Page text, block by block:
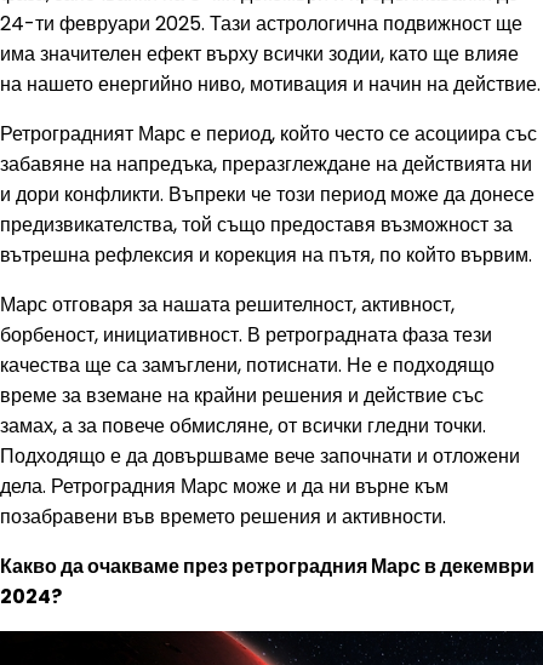
24-ти февруари 2025. Тази астрологична подвижност ще
има значителен ефект върху всички зодии, като ще влияе
на нашето енергийно ниво, мотивация и начин на действие.
Ретроградният Марс е период, който често се асоциира със
забавяне на напредъка, преразглеждане на действията ни
и дори конфликти. Въпреки че този период може да донесе
предизвикателства, той също предоставя възможност за
вътрешна рефлексия и корекция на пътя, по който вървим.
Марс отговаря за нашата решителност, активност,
борбеност, инициативност. В ретроградната фаза тези
качества ще са замъглени, потиснати. Не е подходящо
време за вземане на крайни решения и действие със
замах, а за повече обмисляне, от всички гледни точки.
Подходящо е да довършваме вече започнати и отложени
дела. Ретроградния Марс може и да ни върне към
позабравени във времето решения и активности.
Какво да очакваме през ретроградния Марс в декември
2024?